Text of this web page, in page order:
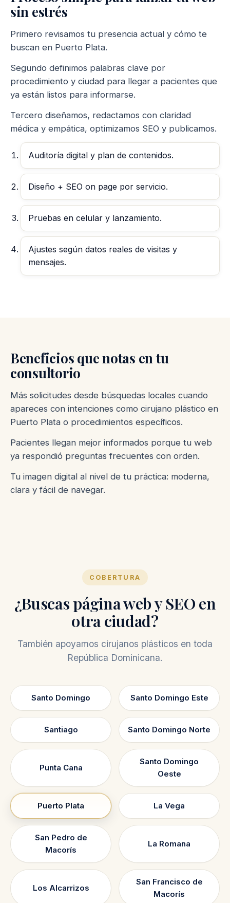
sin estrés
Primero revisamos tu presencia actual y cómo te
buscan en Puerto Plata.
Segundo definimos palabras clave por
procedimiento y ciudad para llegar a pacientes que
ya están listos para informarse.
Tercero diseñamos, redactamos con claridad
médica y empática, optimizamos SEO y publicamos.
Auditoría digital y plan de contenidos.
Diseño + SEO on page por servicio.
Pruebas en celular y lanzamiento.
Ajustes según datos reales de visitas y
mensajes.
Beneficios que notas en tu
consultorio
Más solicitudes desde búsquedas locales cuando
apareces con intenciones como cirujano plástico en
Puerto Plata o procedimientos específicos.
Pacientes llegan mejor informados porque tu web
ya respondió preguntas frecuentes con orden.
Tu imagen digital al nivel de tu práctica: moderna,
clara y fácil de navegar.
COBERTURA
¿Buscas página web y SEO en
otra ciudad?
También apoyamos cirujanos plásticos en toda
República Dominicana.
Santo Domingo Santo Domingo Este
Santiago Santo Domingo Norte
Punta Cana
Santo Domingo
Oeste
Puerto Plata La Vega
San Pedro de
Macorís
La Romana
Los Alcarrizos
San Francisco de
Macorís